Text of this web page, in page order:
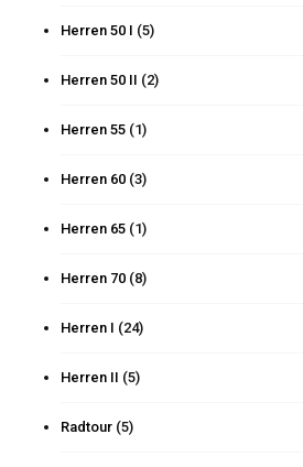
Herren 50 I (5)
Herren 50 II (2)
Herren 55 (1)
Herren 60 (3)
Herren 65 (1)
Herren 70 (8)
Herren I (24)
Herren II (5)
Radtour (5)